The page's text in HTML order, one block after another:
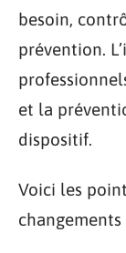
besoin,
prévention.
et la
dispositif.
Voici les
changements